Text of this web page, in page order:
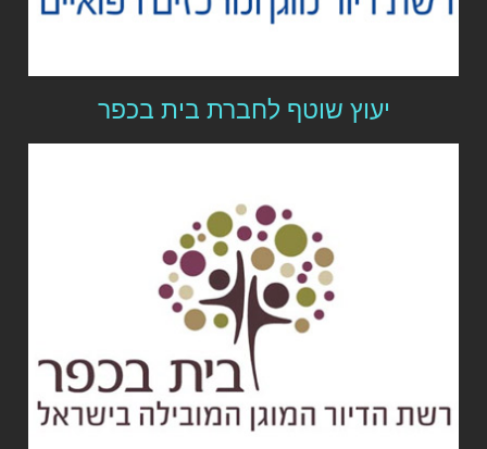
יעוץ שוטף לחברת בית בכפר